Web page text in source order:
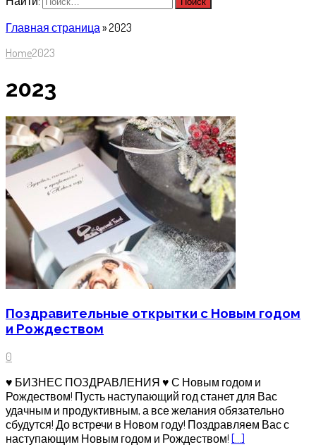
Главная страница»2023
Home2023
2023
Поздравительные открытки с Новым годом
и Рождеством
0
♥ БИЗНЕС ПОЗДРАВЛЕНИЯ ♥ С Новым годом и
Рождеством! Пусть наступающий год станет для Вас
удачным и продуктивным, а все желания обязательно
сбудутся! До встречи в Новом году! Поздравляем Вас с
наступающим Новым годом и Рождеством! […]